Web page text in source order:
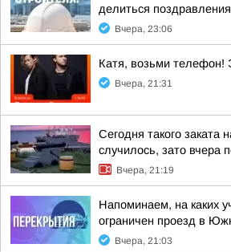
делиться
Вчера, 23:06
Катя, возьми телефон!
Вчера, 21:31
Сегодня такого заката
случилось, зато вчера
Вчера, 21:19
Напоминаем, на каких
ограничен проезд в
Вчера, 21:03